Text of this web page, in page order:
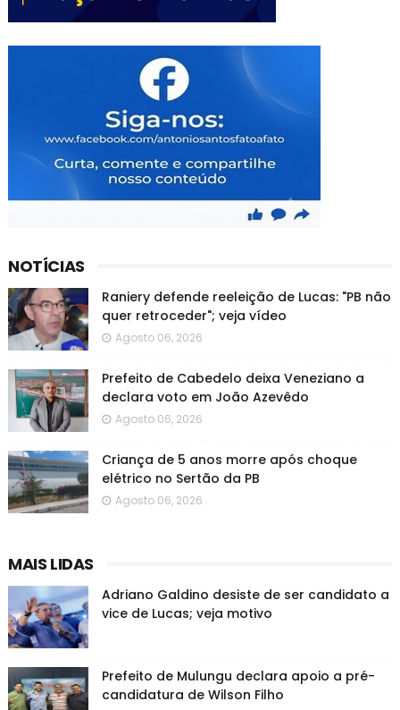
NOTÍCIAS
Raniery defende reeleição de Lucas: "PB não
quer retroceder"; veja vídeo
Agosto 06, 2026
Prefeito de Cabedelo deixa Veneziano a
declara voto em João Azevêdo
Agosto 06, 2026
Criança de 5 anos morre após choque
elétrico no Sertão da PB
Agosto 06, 2026
MAIS LIDAS
Adriano Galdino desiste de ser candidato a
vice de Lucas; veja motivo
Prefeito de Mulungu declara apoio a pré-
candidatura de Wilson Filho